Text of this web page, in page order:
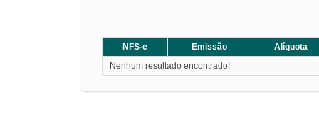
NFS-e Emissão Alíquota
Nenhum resultado encontrado!